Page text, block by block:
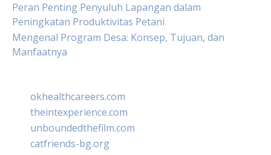
Peran Penting Penyuluh Lapangan dalam
Peningkatan Produktivitas Petani
Mengenal Program Desa: Konsep, Tujuan, dan
Manfaatnya
okhealthcareers.com
theintexperience.com
unboundedthefilm.com
catfriends-bg.org